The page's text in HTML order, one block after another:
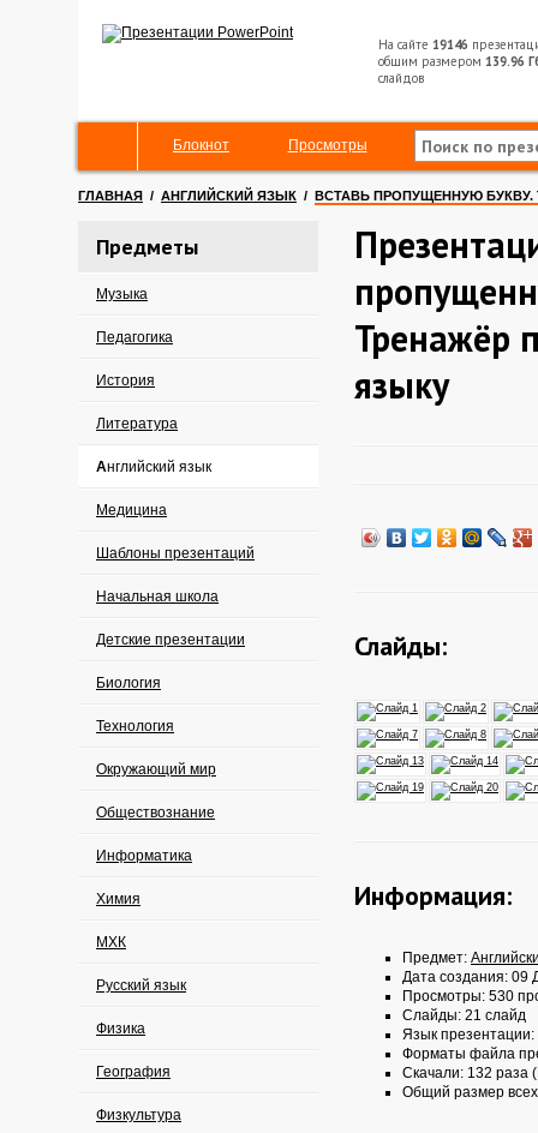
На сайте 19146
общим размером 139.96
слайдов
Блокнот Просмотры
ГЛАВНАЯ / АНГЛИЙСКИЙ ЯЗЫК / ВСТАВЬ ПРОПУЩЕННУЮ
Предметы
Музыка
Педагогика
История
Литература
Английский язык
Медицина
Шаблоны презентаций
Начальная школа
Детские презентации
Биология
Технология
Окружающий мир
Обществознание
Информатика
Химия
МХК
Русский язык
Физика
География
Физкультура
Тренажёр
языку
Слайды:
Информация:
Предмет:
Дата создания: 09
Просмотры: 530
Слайды: 21 слайд
Язык презентации:
Форматы файла
Скачали: 132 раза
Общий размер